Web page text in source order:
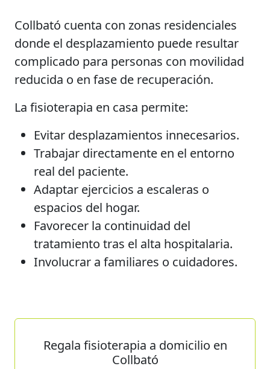
Collbató cuenta con zonas residenciales
donde el desplazamiento puede resultar
complicado para personas con movilidad
reducida o en fase de recuperación.
La fisioterapia en casa permite:
Evitar desplazamientos innecesarios.
Trabajar directamente en el entorno
real del paciente.
Adaptar ejercicios a escaleras o
espacios del hogar.
Favorecer la continuidad del
tratamiento tras el alta hospitalaria.
Involucrar a familiares o cuidadores.
Regala fisioterapia a domicilio en
Collbató